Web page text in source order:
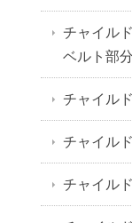
チャイル
ベルト部分
チャイル
チャイル
チャイル